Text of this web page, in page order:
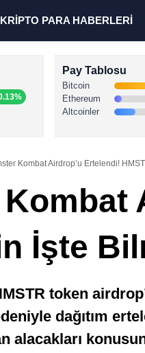
KRİPTO PARA HABERLERİ
Pay Tablosu
Bitcoin
Ethereum
Altcoinler
Kombat Airdrop’u Ertelendi!
İşte
token
dağıtım
alacakları